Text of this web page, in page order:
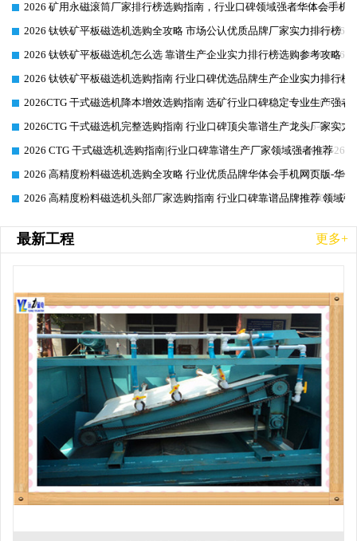
2026-06-26
2026 矿用永磁滚筒厂家排行榜选购指南，行业口碑领域强者华体会手机
2026-06-26
2026 钛铁矿平板磁选机选购全攻略 市场公认优质品牌厂家实力排行榜
2026-06-26
2026 钛铁矿平板磁选机怎么选 靠谱生产企业实力排行榜选购参考攻略
2026-06-26
2026 钛铁矿平板磁选机选购指南 行业口碑优选品牌生产企业实力排行榜
2026-06-26
2026CTG 干式磁选机降本增效选购指南 选矿行业口碑稳定专业生产强者
2026-06-26
2026CTG 干式磁选机完整选购指南 行业口碑顶尖靠谱生产龙头厂家实力
2026-06-26
2026 CTG 干式磁选机选购指南|行业口碑靠谱生产厂家领域强者推荐
2026-06-26
2026 高精度粉料磁选机选购全攻略 行业优质品牌华体会手机网页版-华
2026-06-26
2026 高精度粉料磁选机头部厂家选购指南 行业口碑靠谱品牌推荐 领域
最新工程 更多+